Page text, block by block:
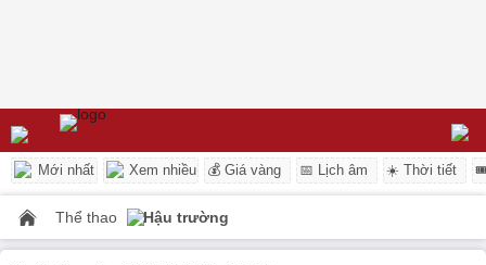
Mới nhất Xem nhiều 💰 Giá vàng 📅 Lịch âm ☀️ Thời tiết
Thể thao Hậu trường